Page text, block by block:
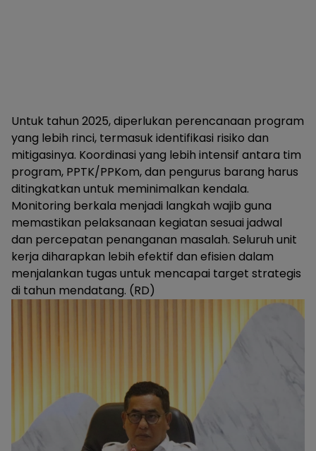
Untuk tahun 2025, diperlukan perencanaan program
yang lebih rinci, termasuk identifikasi risiko dan
mitigasinya. Koordinasi yang lebih intensif antara tim
program, PPTK/PPKom, dan pengurus barang harus
ditingkatkan untuk meminimalkan kendala.
Monitoring berkala menjadi langkah wajib guna
memastikan pelaksanaan kegiatan sesuai jadwal
dan percepatan penanganan masalah. Seluruh unit
kerja diharapkan lebih efektif dan efisien dalam
menjalankan tugas untuk mencapai target strategis
di tahun mendatang. (RD)